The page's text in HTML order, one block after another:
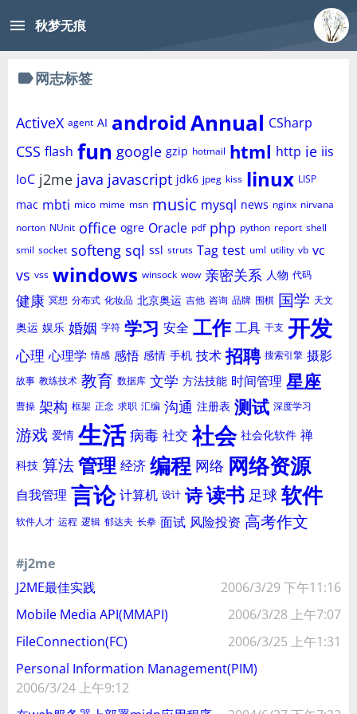
menu 秋梦无痕
label网志标签
ActiveX agent AI androidAnnual CSharp
CSS flash fun google gzip hotmail html http ie iis
IoC j2me java javascript jdk6 jpeg kiss linux LISP
mac mbti mico mime msn music mysql news nginx nirvana
norton NUnit office ogre Oracle pdf php python report shell
smil socket softeng sql ssl struts Tag test uml utility vb vc
vs vss windows winsock wow 亲密关系 人物 代码
健康 冥想 分布式 化妆品 北京奥运 吉他 咨询 品牌 围棋 国学 天文
奥运 娱乐 婚姻 字符 学习 安全 工作 工具 干支 开发
心理 心理学 情感 感悟 感情 手机 技术 招聘 搜索引擎 摄影
故事 教练技术 教育 数据库 文学 方法技能 时间管理 星座
曹操 架构 框架 正念 求职 汇编 沟通 注册表 测试 深度学习
游戏 爱情 生活 病毒 社交 社会 社会化软件 禅
科技 算法管理 经济 编程 网络 网络资源
自我管理 言论 计算机 设计 诗读书 足球 软件
软件人才 运程 逻辑 郁达夫 长拳 面试 风险投资 高考作文
#j2me
J2ME最佳实践
2006/3/29 下午11:16
Mobile Media API(MMAPI)
2006/3/28 上午7:07
FileConnection(FC)
2006/3/25 上午1:31
Personal Information Management(PIM)
2006/3/24 上午9:12